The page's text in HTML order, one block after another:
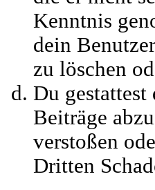
Kenntnis
dein
zu löschen
Du
Beiträge
verstoßen
Dritten